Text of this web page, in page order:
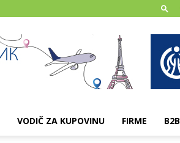
VODIČ ZA KUPOVINU FIRME B2B